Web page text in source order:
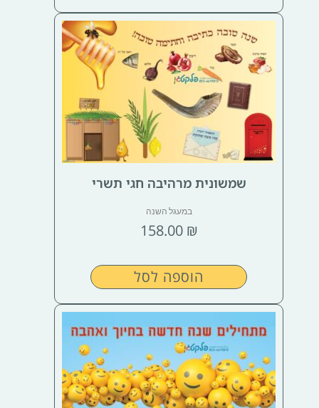
שמשונית מרהיבה חגי תשרי
במעגל השנה
158.00 ₪
הוספה לסל